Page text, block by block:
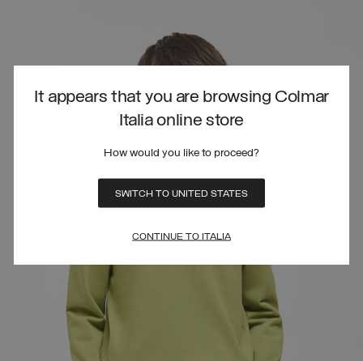
It appears that you are browsing Colmar
Italia online store
How would you like to proceed?
SWITCH TO UNITED STATES
CONTINUE TO ITALIA